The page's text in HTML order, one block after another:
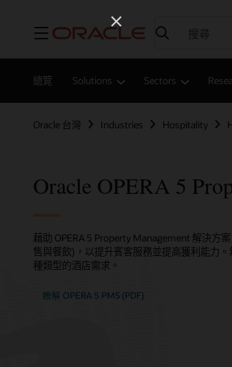
功能表
總覽 Solutions Sectors
Oracle 台灣 Industries Hospitality
Oracle OPERA 5
藉助 OPERA 5 Property Management 解決方
售與餐飲)，以提升賓客服務並提高獲利能力
種類型的酒店需求。
瞭解 OPERA 5 PMS (PDF)